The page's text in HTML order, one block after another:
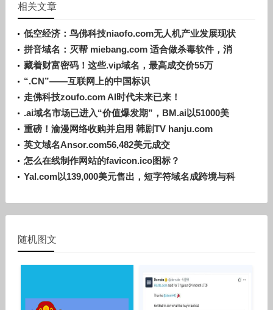
相关文章
低空经济：鸟佛科技niaofo.com无人机产业发展现状
及前景
拼音域名：灭帮 miebang.com 适合做杀毒软件，消
防器材等
藏着财富密码！这些.vip域名，最高成交价55万
“.CN”——互联网上的中国标识
走佛科技zoufo.com AI时代未来已来！
.ai域名市场已进入“价值爆发期”，BM.ai以51000美
元成交
重磅！渝漫网络收购并启用 韩剧TV hanju.com
英文域名Ansor.com56,482美元成交
怎么在线制作网站的favicon.ico图标？
Yal.com以139,000美元售出，短字符域名成跨境与科
随机图文